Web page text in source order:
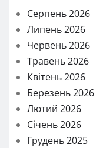
Серпень 2026
Липень 2026
Червень 2026
Травень 2026
Квітень 2026
Березень 2026
Лютий 2026
Січень 2026
Грудень 2025